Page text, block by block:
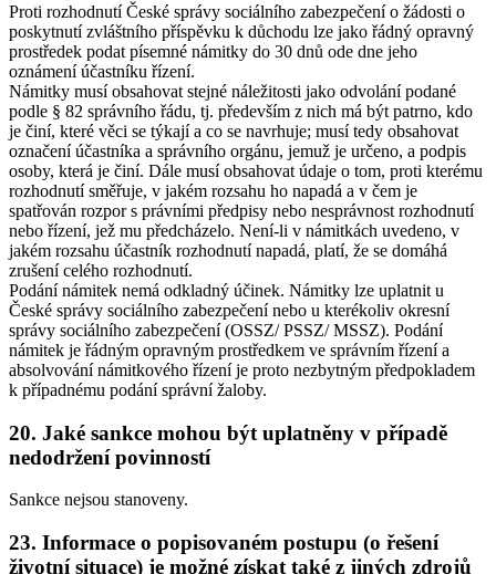
Proti rozhodnutí České správy sociálního zabezpečení o žádosti o
poskytnutí zvláštního příspěvku k důchodu lze jako řádný opravný
prostředek podat písemné námitky do 30 dnů ode dne jeho
oznámení účastníku řízení.
Námitky musí obsahovat stejné náležitosti jako odvolání podané
podle § 82 správního řádu, tj. především z nich má být patrno, kdo
je činí, které věci se týkají a co se navrhuje; musí tedy obsahovat
označení účastníka a správního orgánu, jemuž je určeno, a podpis
osoby, která je činí. Dále musí obsahovat údaje o tom, proti kterému
rozhodnutí směřuje, v jakém rozsahu ho napadá a v čem je
spatřován rozpor s právními předpisy nebo nesprávnost rozhodnutí
nebo řízení, jež mu předcházelo. Není-li v námitkách uvedeno, v
jakém rozsahu účastník rozhodnutí napadá, platí, že se domáhá
zrušení celého rozhodnutí.
Podání námitek nemá odkladný účinek. Námitky lze uplatnit u
České správy sociálního zabezpečení nebo u kterékoliv okresní
správy sociálního zabezpečení (OSSZ/ PSSZ/ MSSZ). Podání
námitek je řádným opravným prostředkem ve správním řízení a
absolvování námitkového řízení je proto nezbytným předpokladem
k případnému podání správní žaloby.
20. Jaké sankce mohou být uplatněny v případě
nedodržení povinností
Sankce nejsou stanoveny.
23. Informace o popisovaném postupu (o řešení
životní situace) je možné získat také z jiných zdrojů